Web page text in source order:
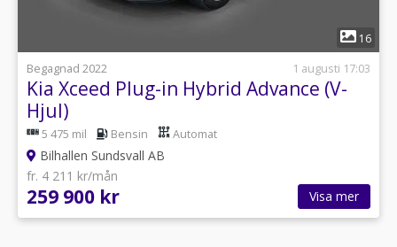
16
Begagnad 2022
1 augusti 17:03
Kia Xceed Plug-in Hybrid Advance (V-
Hjul)
5 475 mil Bensin Automat
Bilhallen Sundsvall AB
fr. 4 211 kr/mån
259 900 kr Visa mer